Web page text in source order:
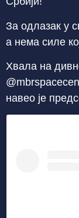
За одлазак у
а нема силе
Хвала на
навео је